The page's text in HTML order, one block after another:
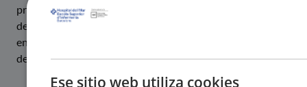
principales de la asignatura. Puede consultarse el detalle
de las actividades de cada bloque, así como los plazos de
entrega y condiciones de recuperación, en el plan docente
de la asignatura (disponible en Moodle).
Ese sitio web utiliza cookies